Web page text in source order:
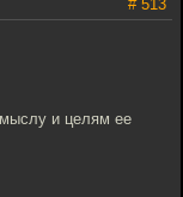
# 513
и целям ее